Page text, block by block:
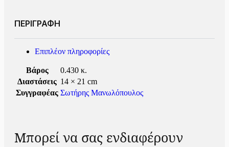
ΠΕΡΙΓΡΑΦΗ
Επιπλέον πληροφορίες
Βάρος
0.430 κ.
Διαστάσεις 14 × 21 cm
Συγγραφέας Σωτήρης Μανωλόπουλος
Μπορεί να σας ενδιαφέρουν